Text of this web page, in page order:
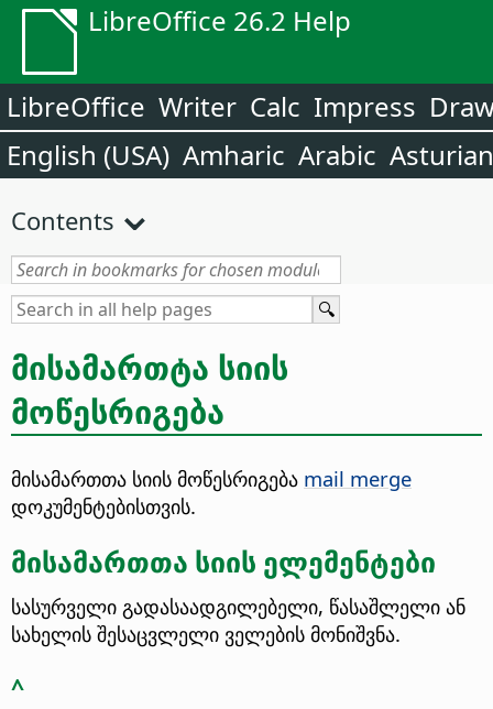
LibreOffice 26.2 Help
LibreOffice Writer Calc Impress
English (USA) Amharic Arabic Asturian
Contents
მისამართტა სიის
მოწესრიგება
მისამართთა სიის მოწესრიგება mail merge
დოკუმენტებისთვის.
მისამართთა სიის ელემენტები
სასურველი გადასაადგილებელი, წასაშლელი ან
სახელის შესაცვლელი ველების მონიშვნა.
^